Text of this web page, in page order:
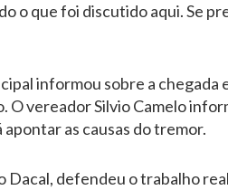
o que foi discutido aqui. Se
informou sobre a chegada
O vereador Silvio Camelo
as causas do tremor.
Dacal, defendeu o trabalho